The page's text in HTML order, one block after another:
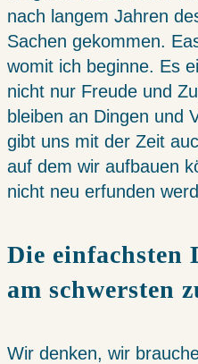
nach langem Jahren
Sachen gekommen.
womit ich beginne. Es
nicht nur Freude und
bleiben an Dingen und
gibt uns mit der Zeit
auf dem wir aufbauen
nicht neu erfunden
Die einfachsten
am schwersten
Wir denken, wir